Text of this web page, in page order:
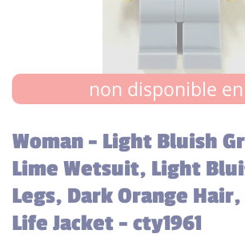
non disponible
Woman - Light Bluish
Lime Wetsuit, Light
Legs, Dark Orange
Life Jacket - cty1961